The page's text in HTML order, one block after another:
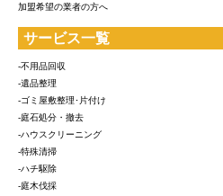
加盟希望の業者の方へ
サービス一覧
-不用品回収
-遺品整理
-ゴミ屋敷整理･片付け
-庭石処分・撤去
-ハウスクリーニング
-特殊清掃
-ハチ駆除
-庭木伐採